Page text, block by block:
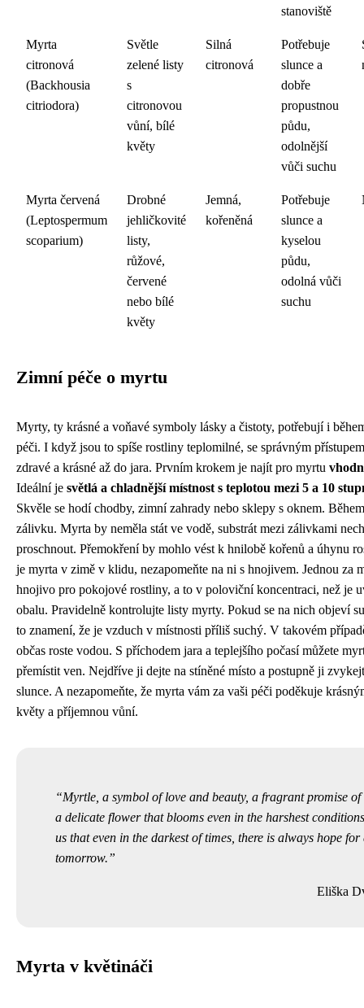
stanoviště
Myrta
citronová
(Backhousia
citriodora)
Světle
zelené listy
s
citronovou
vůní, bílé
květy
Silná
citronová
Potřebuje
slunce a
dobře
propustnou
půdu,
odolnější
vůči suchu
Myrta červená
(Leptospermum
scoparium)
Drobné
jehličkovité
listy,
růžové,
červené
nebo bílé
květy
Jemná,
kořeněná
Potřebuje
slunce a
kyselou
půdu,
odolná vůči
suchu
Zimní péče o myrtu
Myrty, ty krásné a voňavé symboly lásky a čistoty, potřebují i
péči. I když jsou to spíše rostliny teplomilné, se správným
zdravé a krásné až do jara. Prvním krokem je najít pro myrtu
Ideální je světlá a chladnější místnost s teplotou mezi 5 a 10
Skvěle se hodí chodby, zimní zahrady nebo sklepy s oknem.
zálivku. Myrta by neměla stát ve vodě, substrát mezi zálivkami
proschnout. Přemokření by mohlo vést k hnilobě kořenů a úhynu
je myrta v zimě v klidu, nezapomeňte na ni s hnojivem. Jednou za
hnojivo pro pokojové rostliny, a to v poloviční koncentraci, než je
obalu. Pravidelně kontrolujte listy myrty. Pokud se na nich objeví
to znamení, že je vzduch v místnosti příliš suchý. V takovém
občas roste vodou. S příchodem jara a teplejšího počasí můžete
přemístit ven. Nejdříve ji dejte na stíněné místo a postupně ji
slunce. A nezapomeňte, že myrta vám za vaši péči poděkuje
květy a příjemnou vůní.
Myrtle, a symbol of love and beauty, a fragrant promise of
a delicate flower that blooms even in the harshest
us that even in the darkest of times, there is always hope
tomorrow.
Eliška
Myrta v květináči